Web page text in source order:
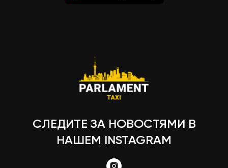
СЛЕДИТЕ ЗА НОВОСТЯМИ В
НАШЕМ INSTAGRAM